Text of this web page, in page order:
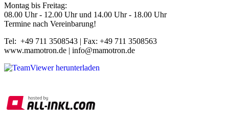
Montag bis Freitag:
08.00 Uhr - 12.00 Uhr und 14.00 Uhr - 18.00 Uhr
Termine nach Vereinbarung!
Tel: +49 711 3508543 | Fax: +49 711 3508563
www.mamotron.de | info@mamotron.de